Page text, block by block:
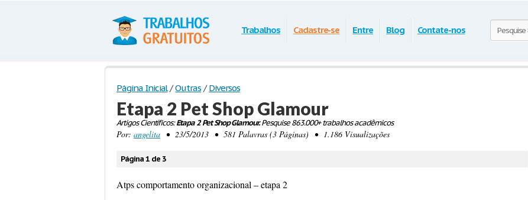
Trabalhos Cadastre-se Entre Blog Contate-nos
Página Inicial / Outras / Diversos
Etapa 2 Pet Shop Glamour
Artigos Científicos:Etapa 2 Pet Shop Glamour.Pesquise 863.000+ trabalhos acadêmicos
Por: angelita • 23/5/2013 • 581 Palavras (3 Páginas) • 1.186 Visualizações
Página 1 de 3
Atps comportamento organizacional – etapa 2